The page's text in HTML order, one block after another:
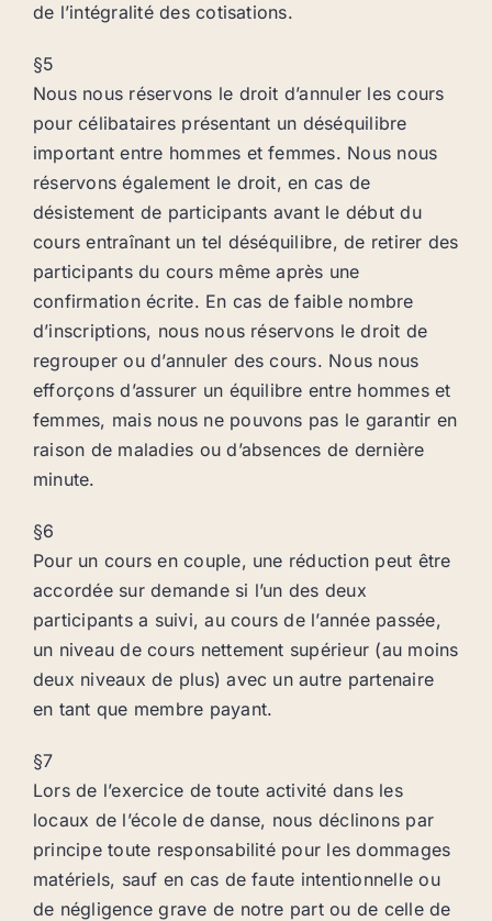
de l’intégralité des cotisations.
§5
Nous nous réservons le droit d’annuler les cours
pour célibataires présentant un déséquilibre
important entre hommes et femmes. Nous nous
réservons également le droit, en cas de
désistement de participants avant le début du
cours entraînant un tel déséquilibre, de retirer des
participants du cours même après une
confirmation écrite. En cas de faible nombre
d’inscriptions, nous nous réservons le droit de
regrouper ou d’annuler des cours. Nous nous
efforçons d’assurer un équilibre entre hommes et
femmes, mais nous ne pouvons pas le garantir en
raison de maladies ou d’absences de dernière
minute.
§6
Pour un cours en couple, une réduction peut être
accordée sur demande si l’un des deux
participants a suivi, au cours de l’année passée,
un niveau de cours nettement supérieur (au moins
deux niveaux de plus) avec un autre partenaire
en tant que membre payant.
§7
Lors de l’exercice de toute activité dans les
locaux de l’école de danse, nous déclinons par
principe toute responsabilité pour les dommages
matériels, sauf en cas de faute intentionnelle ou
de négligence grave de notre part ou de celle de